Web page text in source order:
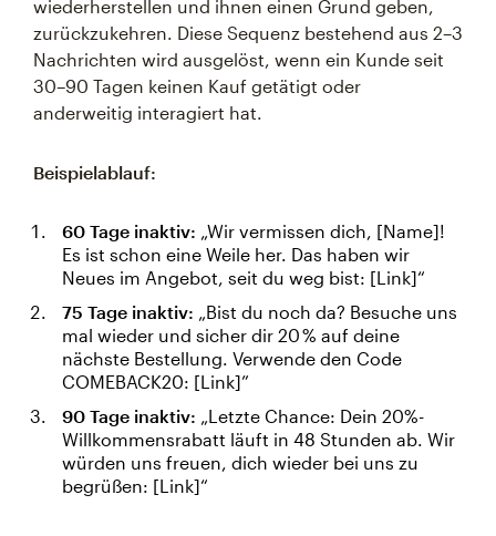
wiederherstellen und ihnen einen Grund geben,
zurückzukehren. Diese Sequenz bestehend aus 2–3
Nachrichten wird ausgelöst, wenn ein Kunde seit
30–90 Tagen keinen Kauf getätigt oder
anderweitig interagiert hat.
Beispielablauf:
60 Tage inaktiv: „Wir vermissen dich, [Name]!
Es ist schon eine Weile her. Das haben wir
Neues im Angebot, seit du weg bist: [Link]“
75 Tage inaktiv: „Bist du noch da? Besuche uns
mal wieder und sicher dir 20 % auf deine
nächste Bestellung. Verwende den Code
COMEBACK20: [Link]”
90 Tage inaktiv: „Letzte Chance: Dein 20%-
Willkommensrabatt läuft in 48 Stunden ab. Wir
würden uns freuen, dich wieder bei uns zu
begrüßen: [Link]“